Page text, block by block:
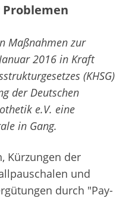
Maßnahmen zur
2016 in Kraft
(KHSG)
der Deutschen
e.V. eine
in Gang.
Kürzungen der
und
durch "Pay-